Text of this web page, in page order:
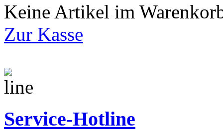
Keine Artikel im
Zur Kasse
Service-Hotline